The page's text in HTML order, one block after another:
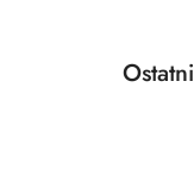
Pomiń